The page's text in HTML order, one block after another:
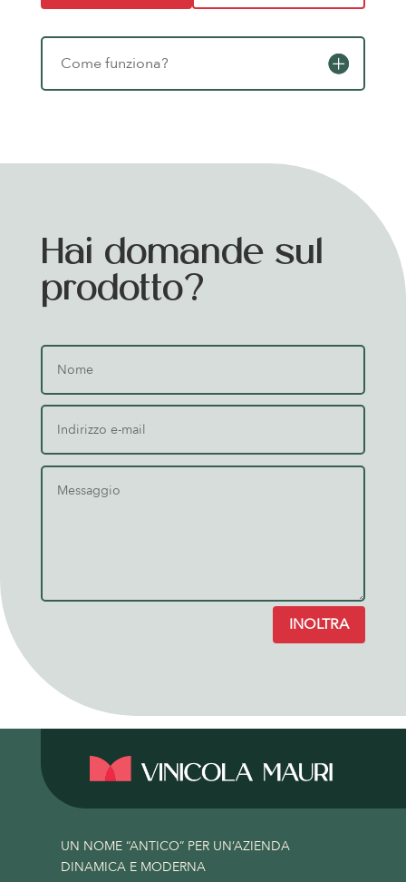
Come funziona?
Hai domande sul
prodotto?
INOLTRA
UN NOME “ANTICO” PER UN’AZIENDA
DINAMICA E MODERNA